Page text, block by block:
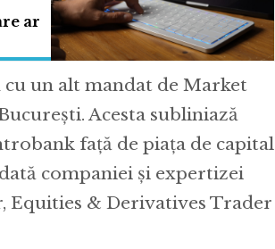
ar
cu un alt mandat de Market
Acesta subliniază
față de piața de capital
companiei și expertizei
Equities & Derivatives Trader